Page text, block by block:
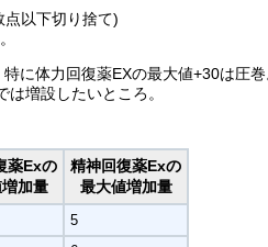
以下切り捨て)
に体力回復薬EXの最大値+30は圧巻
増設したいところ。
薬Exの
加量
精神回復薬Exの
最大値増加量
5